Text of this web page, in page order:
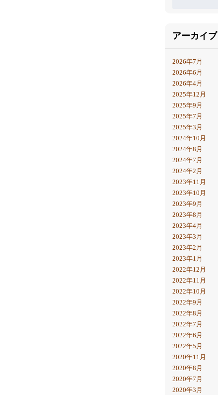
アーカイブ
2026年7月
2026年6月
2026年4月
2025年12月
2025年9月
2025年7月
2025年3月
2024年10月
2024年8月
2024年7月
2024年2月
2023年11月
2023年10月
2023年9月
2023年8月
2023年4月
2023年3月
2023年2月
2023年1月
2022年12月
2022年11月
2022年10月
2022年9月
2022年8月
2022年7月
2022年6月
2022年5月
2020年11月
2020年8月
2020年7月
2020年3月